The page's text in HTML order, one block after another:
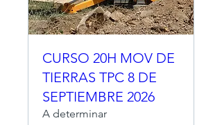
CURSO 20H MOV DE
TIERRAS TPC 8 DE
SEPTIEMBRE 2026
A determinar